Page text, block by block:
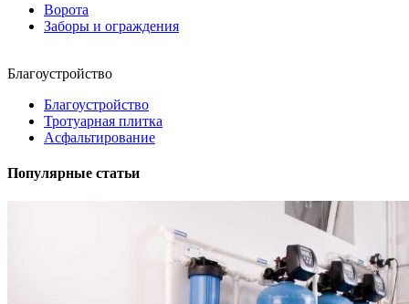
Ворота
Заборы и ограждения
Благоустройство
Благоустройство
Тротуарная плитка
Асфальтирование
Популярные статьи